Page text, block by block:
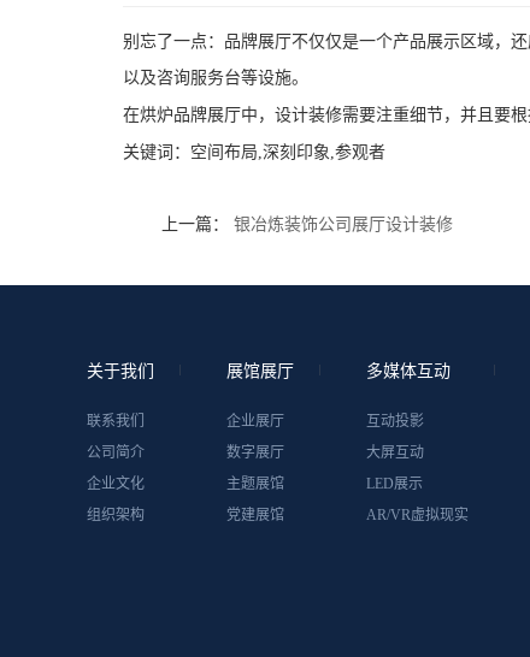
别忘了一点：品牌展厅不仅仅是一个产品展示区域，
以及咨询服务台等设施。
在烘炉品牌展厅中，设计装修需要注重细节，并且要
关键词： 空间布局,深刻印象,参观者
上一篇： 银冶炼装饰公司展厅设计装修
关于我们
联系我们
公司简介
企业文化
组织架构
展馆展厅
企业展厅
数字展厅
主题展馆
党建展馆
多媒体互动
互动投影
大屏互动
LED展示
AR/VR虚拟现实